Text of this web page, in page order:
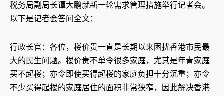
税务局副局长谭大鹏就新一轮需求管理措施举行记者会。
以下是记者会答问全文：
行政长官：各位，楼价贵一直是长期以来困扰香港市民最
大的民生问题。楼价贵不单令很多家庭，尤其是年青家庭
买不起楼；亦令即使买得起楼的家庭负担十分沉重；亦令
不少买得起楼的家庭居住的面积非常狭窄，因此解决香港